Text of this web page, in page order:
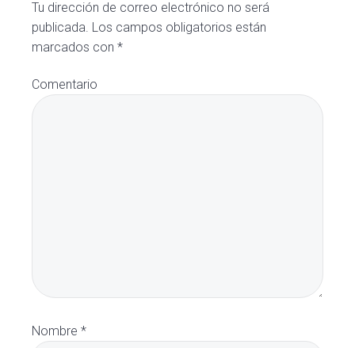
lectores
Tu dirección de correo electrónico no será
publicada. Los campos obligatorios están
marcados con*
Comentario
Nombre*